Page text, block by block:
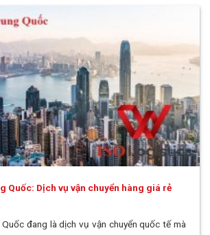
Quốc: Dịch vụ vận chuyển hàng giá rẻ
đang là dịch vụ vận chuyển quốc tế mà